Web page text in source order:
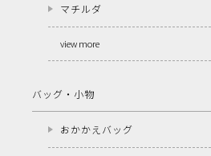
マチルダ
view more
バッグ・小物
おかかえバッグ